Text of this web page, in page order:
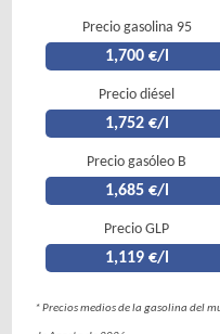
Precio gasolina 95
1,700 €/l
Precio diésel
1,752 €/l
Precio gasóleo B
1,685 €/l
Precio GLP
1,119 €/l
* Precios medios de la gasolina del